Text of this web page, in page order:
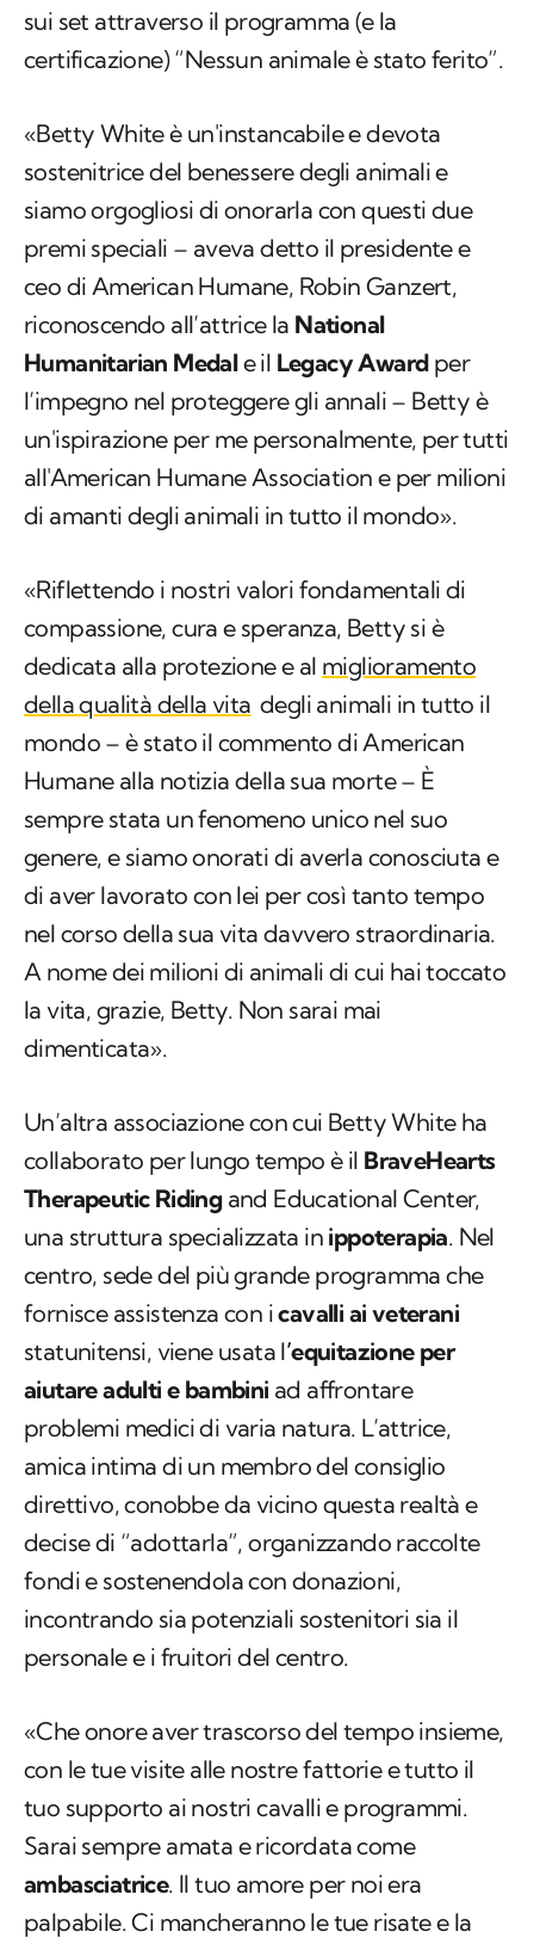
sui set attraverso il programma (e la
certificazione) “Nessun animale è stato ferito”.
«Betty White è un'instancabile e devota
sostenitrice del benessere degli animali e
siamo orgogliosi di onorarla con questi due
premi speciali – aveva detto il presidente e
ceo di American Humane, Robin Ganzert,
riconoscendo all’attrice la National
Humanitarian Medale il Legacy Awardper
l’impegno nel proteggere gli annali – Betty è
un'ispirazione per me personalmente, per tutti
all'American Humane Association e per milioni
di amanti degli animali in tutto il mondo».
«Riflettendo i nostri valori fondamentali di
compassione, cura e speranza, Betty si è
dedicata alla protezione e al miglioramento
della qualità della vita degli animali in tutto il
mondo – è stato il commento di American
Humane alla notizia della sua morte – È
sempre stata un fenomeno unico nel suo
genere, e siamo onorati di averla conosciuta e
di aver lavorato con lei per così tanto tempo
nel corso della sua vita davvero straordinaria.
A nome dei milioni di animali di cui hai toccato
la vita, grazie, Betty. Non sarai mai
dimenticata».
Un’altra associazione con cui Betty White ha
collaborato per lungo tempo è il BraveHearts
Therapeutic Ridingand Educational Center,
una struttura specializzata in ippoterapia. Nel
centro, sede del più grande programma che
fornisce assistenza con icavalli ai veterani
statunitensi, viene usata l’equitazione per
aiutare adulti e bambini ad affrontare
problemi medici di varia natura. L’attrice,
amica intima di un membro del consiglio
direttivo, conobbe da vicino questa realtà e
decise di “adottarla”, organizzando raccolte
fondi e sostenendola con donazioni,
incontrando sia potenziali sostenitori sia il
personale e i fruitori del centro.
«Che onore aver trascorso del tempo insieme,
con le tue visite alle nostre fattorie e tutto il
tuo supporto ai nostri cavalli e programmi.
Sarai sempre amata e ricordata come
ambasciatrice. Il tuo amore per noi era
palpabile. Ci mancheranno le tue risate e la